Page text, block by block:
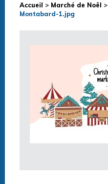
Accueil > Marché de Noël >
Montabard-1.jpg